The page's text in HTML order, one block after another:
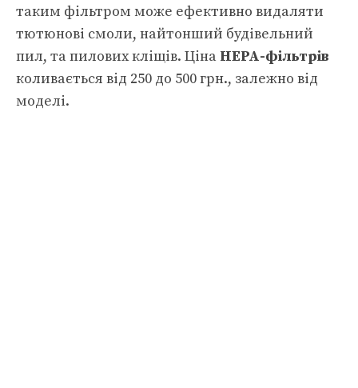
таким фільтром може ефективно видаляти
тютюнові смоли, найтонший будівельний
пил, та пилових кліщів. Ціна НЕРА-фільтрів
коливається від 250 до 500 грн., залежно від
моделі.